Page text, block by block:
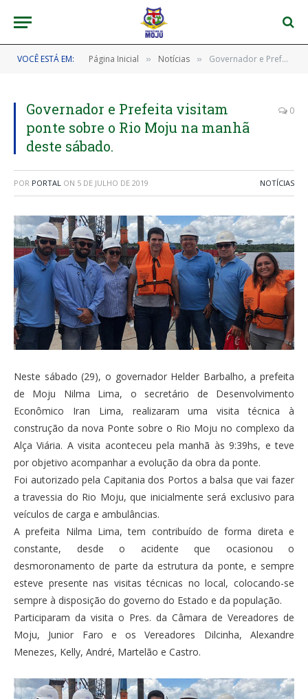
VOCÊ ESTÁ EM: Página Inicial » Notícias » Governador e Prefeita visitam ponte sobre o Rio Moju na manhã deste sábado.
Governador e Prefeita visitam
ponte sobre o Rio Moju na manhã
deste sábado.
0
POR PORTAL ON 5 DE JULHO DE 2019 NOTÍCIAS
Neste sábado (29), o governador Helder Barbalho, a prefeita
de Moju Nilma Lima, o secretário de Desenvolvimento
Econômico Iran Lima, realizaram uma visita técnica à
construção da nova Ponte sobre o Rio Moju no complexo da
Alça Viária. A visita aconteceu pela manhã às 9:39hs, e teve
por objetivo acompanhar a evolução da obra da ponte.
Foi autorizado pela Capitania dos Portos a balsa que vai fazer
a travessia do Rio Moju, que inicialmente será exclusivo para
veículos de carga e ambulâncias.
A prefeita Nilma Lima, tem contribuído de forma direta e
constante, desde o acidente que ocasionou o
desmoronamento de parte da estrutura da ponte, e sempre
esteve presente nas visitas técnicas no local, colocando-se
sempre à disposição do governo do Estado e da população.
Participaram da visita o Pres. da Câmara de Vereadores de
Moju, Junior Faro e os Vereadores Dilcinha, Alexandre
Menezes, Kelly, André, Martelão e Castro.